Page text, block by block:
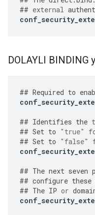
## external
DOLAYLI BINDING
## Required to
## Identifies the
## Set to "true"
## Set to "false"
## The next seven
## configure these
## The IP or